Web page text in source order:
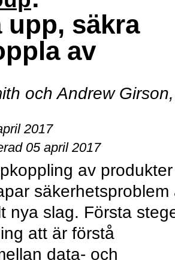
upp, säkra
av
och Andrew Girson,
2017
05 april 2017
av produkter
säkerhetsproblem
nya slag. Första
att är förstå
data- och